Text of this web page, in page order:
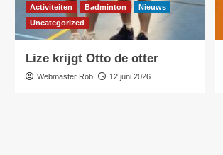
Activiteiten Badminton
Nieuws
Uncategorized
Lize krijgt Otto de otter
Webmaster Rob 12 juni 2026